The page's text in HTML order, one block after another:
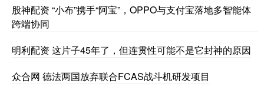
股神配资 “小布”携手“阿宝”，OPPO与支付宝落地多智能体
跨端协同
明利配资 这片子45年了，但连贯性可能不是它封神的原因
众合网 德法两国放弃联合FCAS战斗机研发项目